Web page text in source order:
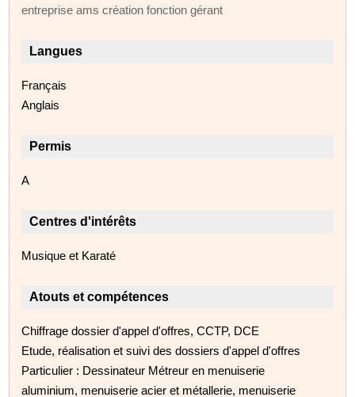
entreprise ams création fonction gérant
Langues
Français
Anglais
Permis
A
Centres d'intérêts
Musique et Karaté
Atouts et compétences
Chiffrage dossier d'appel d'offres, CCTP, DCE
Etude, réalisation et suivi des dossiers d'appel d'offres
Particulier : Dessinateur Métreur en menuiserie
aluminium, menuiserie acier et métallerie, menuiserie